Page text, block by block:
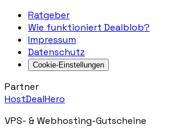
Ratgeber
Wie funktioniert Dealblob?
Impressum
Datenschutz
Cookie-Einstellungen
Partner
HostDealHero
VPS- & Webhosting-Gutscheine